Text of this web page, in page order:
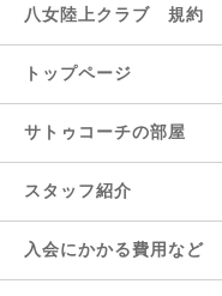
八女陸上クラブ 規約
トップページ
サトゥコーチの部屋
スタッフ紹介
入会にかかる費用など